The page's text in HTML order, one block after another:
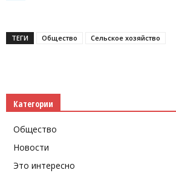
ТЕГИ Общество Сельское хозяйство
Категории
Общество
Новости
Это интересно